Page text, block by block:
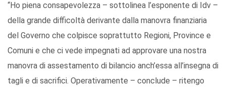
“Ho piena consapevolezza – sottolinea l’esponente di Idv –
della grande difficoltà derivante dalla manovra finanziaria
del Governo che colpisce soprattutto Regioni, Province e
Comuni e che ci vede impegnati ad approvare una nostra
manovra di assestamento di bilancio anch’essa all’insegna di
tagli e di sacrifici. Operativamente – conclude – ritengo